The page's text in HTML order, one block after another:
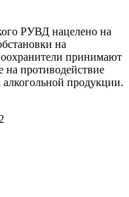
РУВД нацелено на
на
принимают
противодействие
продукции.